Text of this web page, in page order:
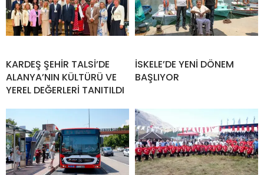
KARDEŞ ŞEHİR TALSİ’DE
ALANYA’NIN KÜLTÜRÜ VE
YEREL DEĞERLERİ TANITILDI
İSKELE’DE YENİ DÖNEM
BAŞLIYOR